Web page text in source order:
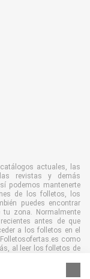
actuales, las
revistas y demás
podemos mantenerte
de los folletos, los
puedes encontrar
zona. Normalmente
antes de que
a los folletos en el
como
al leer los folletos de